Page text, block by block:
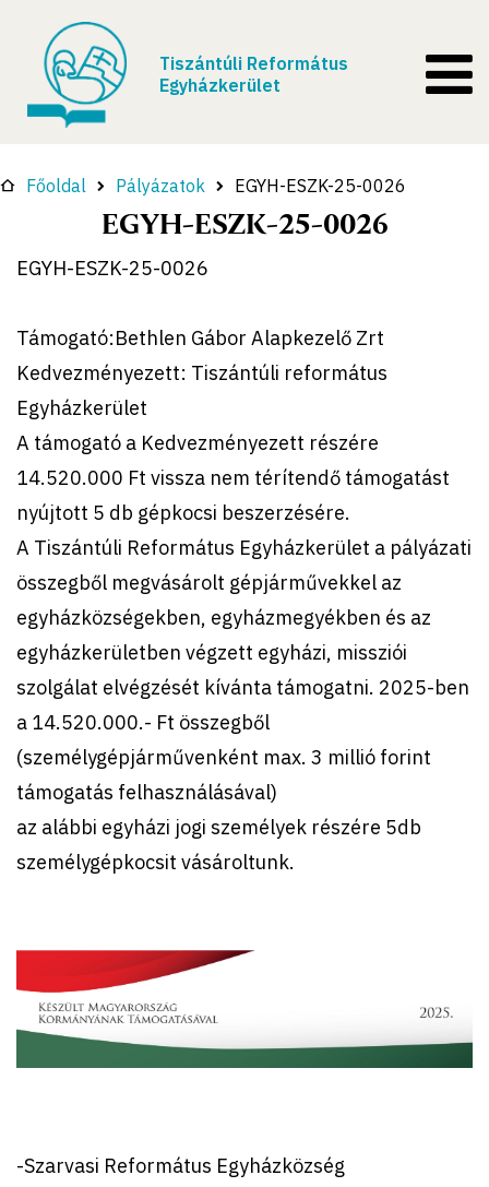
Tiszántúli Református
Egyházkerület
Főoldal Pályázatok EGYH-ESZK-25-0026
EGYH-ESZK-25-0026
EGYH-ESZK-25-0026
Támogató:Bethlen Gábor Alapkezelő Zrt
Kedvezményezett: Tiszántúli református
Egyházkerület
A támogató a Kedvezményezett részére
14.520.000 Ft vissza nem térítendő támogatást
nyújtott 5 db gépkocsi beszerzésére.
A Tiszántúli Református Egyházkerület a pályázati
összegből megvásárolt gépjárművekkel az
egyházközségekben, egyházmegyékben és az
egyházkerületben végzett egyházi, missziói
szolgálat elvégzését kívánta támogatni. 2025-ben
a 14.520.000.- Ft összegből
(személygépjárművenként max. 3 millió forint
támogatás felhasználásával)
az alábbi egyházi jogi személyek részére 5db
személygépkocsit vásároltunk.
-Szarvasi Református Egyházközség